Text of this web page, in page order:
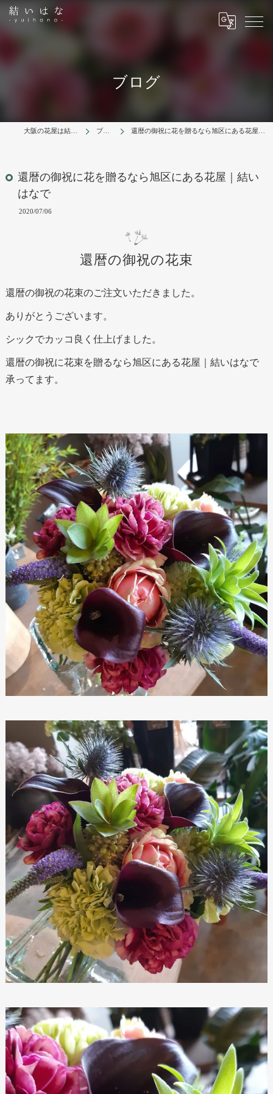
ブログ
大阪の花屋は結いはな ブログ 還暦の御祝に花を贈るなら旭区にある花屋｜結いはなで
還暦の御祝に花を贈るなら旭区にある花屋｜結い
はなで
2020/07/06
還暦の御祝の花束
還暦の御祝の花束のご注文いただきました。
ありがとうございます。
シックでカッコ良く仕上げました。
還暦の御祝に花束を贈るなら旭区にある花屋｜結いはなで
承ってます。